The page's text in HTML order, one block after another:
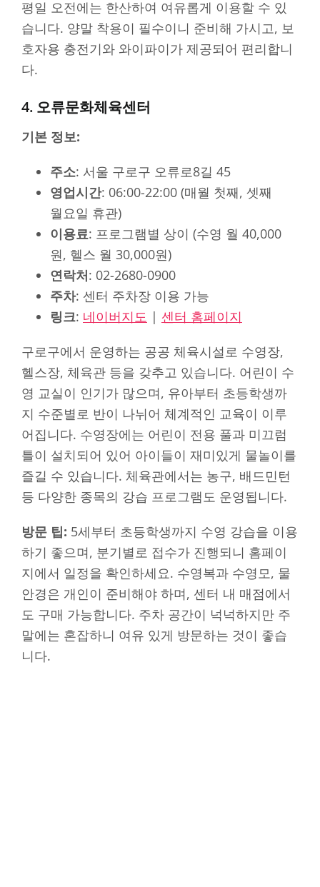
평일 오전에는 한산하여 여유롭게 이용할 수 있
습니다. 양말 착용이 필수이니 준비해 가시고, 보
호자용 충전기와 와이파이가 제공되어 편리합니
다.
4. 오류문화체육센터
기본 정보:
주소: 서울 구로구 오류로8길 45
영업시간: 06:00-22:00 (매월 첫째, 셋째
월요일 휴관)
이용료: 프로그램별 상이 (수영 월 40,000
원, 헬스 월 30,000원)
연락처: 02-2680-0900
주차: 센터 주차장 이용 가능
링크: 네이버지도 | 센터 홈페이지
구로구에서 운영하는 공공 체육시설로 수영장,
헬스장, 체육관 등을 갖추고 있습니다. 어린이 수
영 교실이 인기가 많으며, 유아부터 초등학생까
지 수준별로 반이 나뉘어 체계적인 교육이 이루
어집니다. 수영장에는 어린이 전용 풀과 미끄럼
틀이 설치되어 있어 아이들이 재미있게 물놀이를
즐길 수 있습니다. 체육관에서는 농구, 배드민턴
등 다양한 종목의 강습 프로그램도 운영됩니다.
방문 팁: 5세부터 초등학생까지 수영 강습을 이용
하기 좋으며, 분기별로 접수가 진행되니 홈페이
지에서 일정을 확인하세요. 수영복과 수영모, 물
안경은 개인이 준비해야 하며, 센터 내 매점에서
도 구매 가능합니다. 주차 공간이 넉넉하지만 주
말에는 혼잡하니 여유 있게 방문하는 것이 좋습
니다.